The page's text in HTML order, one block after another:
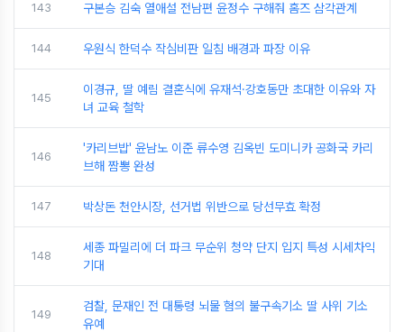
143 구본승 김숙 열애설 전남편 윤정수 구해줘 홈즈 삼각관계
144 우원식 한덕수 작심비판 일침 배경과 파장 이유
145
이경규, 딸 예림 결혼식에 유재석·강호동만 초대한 이유와 자
녀 교육 철학
146
'카리브밥' 윤남노 이준 류수영 김옥빈 도미니카 공화국 카리
브해 짬뽕 완성
147 박상돈 천안시장, 선거법 위반으로 당선무효 확정
148
세종 파밀리에 더 파크 무순위 청약 단지 입지 특성 시세차익
기대
149
검찰, 문재인 전 대통령 뇌물 혐의 불구속기소 딸 사위 기소
유예